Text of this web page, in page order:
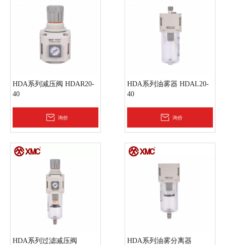
HDA系列减压阀 HDAR20-
40
询价
HDA系列油雾器 HDAL20-
40
询价
HDA系列过滤减压阀
HDA系列油雾分离器